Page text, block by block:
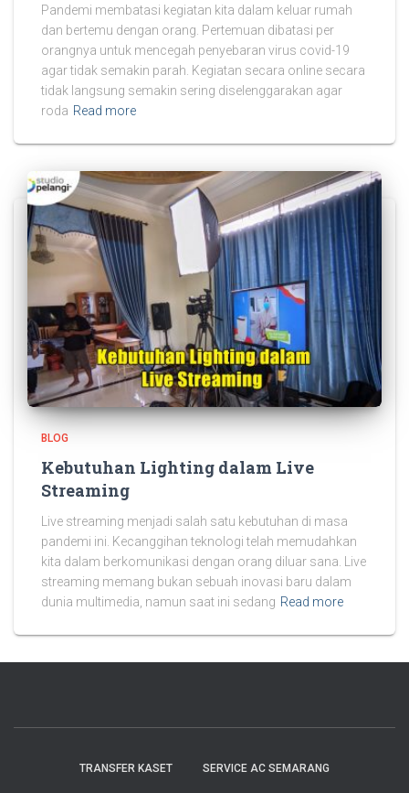
Pandemi membatasi kegiatan kita dalam keluar rumah
dan bertemu dengan orang. Pertemuan dibatasi per
orangnya untuk mencegah penyebaran virus covid-19
agar tidak semakin parah. Kegiatan secara online secara
tidak langsung semakin sering diselenggarakan agar
roda Read more
BLOG
Kebutuhan Lighting dalam Live
Streaming
Live streaming menjadi salah satu kebutuhan di masa
pandemi ini. Kecanggihan teknologi telah memudahkan
kita dalam berkomunikasi dengan orang diluar sana. Live
streaming memang bukan sebuah inovasi baru dalam
dunia multimedia, namun saat ini sedang Read more
TRANSFER KASET SERVICE AC SEMARANG